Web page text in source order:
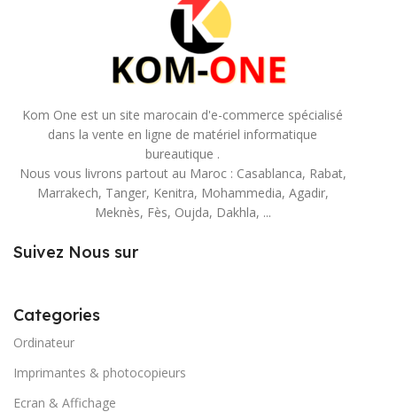
Kom One est un site marocain d'e-commerce spécialisé
dans la vente en ligne de matériel informatique
bureautique .
Nous vous livrons partout au Maroc : Casablanca, Rabat,
Marrakech, Tanger, Kenitra, Mohammedia, Agadir,
Meknès, Fès, Oujda, Dakhla, ...
Suivez Nous sur
Categories
Ordinateur
Imprimantes & photocopieurs
Ecran & Affichage